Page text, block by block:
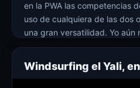
en la PWA las competencias
uso de cualquiera de las dos
una gran versatilidad. Yo
foil… soy medio purista para
Windsurfing el Yali,